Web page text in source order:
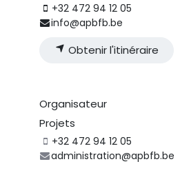
+32 472 94 12 05
info@apbfb.be
Obtenir l'itinéraire
Organisateur
Projets
+32 472 94 12 05
administration@apbfb.be